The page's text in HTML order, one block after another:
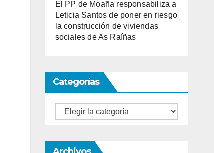
El PP de Moaña responsabiliza a
Leticia Santos de poner en riesgo
la construcción de viviendas
sociales de As Raíñas
Categorías
Categorías